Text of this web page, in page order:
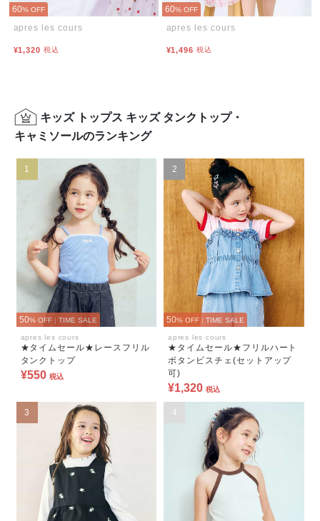
60% OFF
apres les cours
¥1,320 税込
60% OFF
apres les cours
¥1,496 税込
キッズ トップス キッズ タンクトップ・
キャミソールのランキング
1
50% OFF | TIME SALE
apres les cours
★タイムセール★レースフリル
タンクトップ
¥550 税込
2
50% OFF | TIME SALE
apres les cours
★タイムセール★フリルハート
ボタンビスチェ(セットアップ
可)
¥1,320 税込
3 4